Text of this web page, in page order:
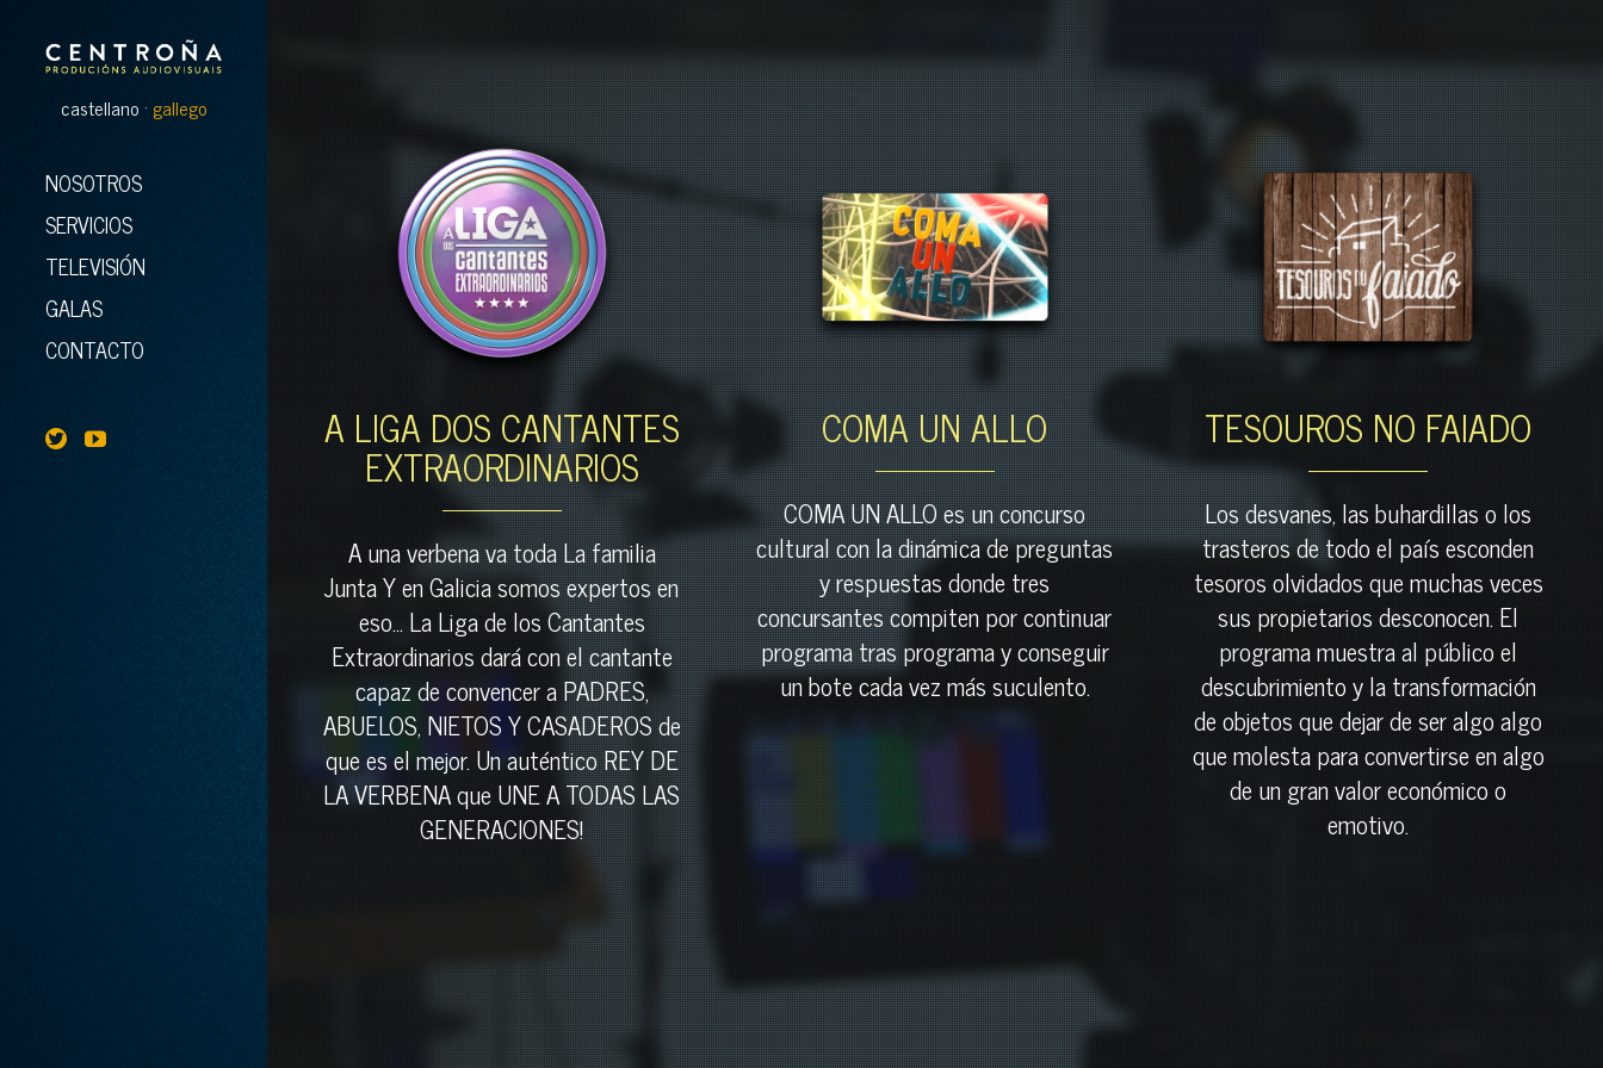
castellano · gallego
NOSOTROS
SERVICIOS
TELEVISIÓN
GALAS
CONTACTO
A LIGA DOS CANTANTES
EXTRAORDINARIOS
A una verbena va toda La familia
Junta Y en Galicia somos expertos en
eso... La Liga de los Cantantes
Extraordinarios dará con el cantante
capaz de convencer a PADRES,
ABUELOS, NIETOS Y CASADEROS de
que es el mejor. Un auténtico REY DE
LA VERBENA que UNE A TODAS LAS
GENERACIONES!
COMA UN ALLO
COMA UN ALLO es un concurso
cultural con la dinámica de preguntas
y respuestas donde tres
concursantes compiten por continuar
programa tras programa y conseguir
un bote cada vez más suculento.
TESOUROS NO FAIADO
Los desvanes, las buhardillas o los
trasteros de todo el país esconden
tesoros olvidados que muchas veces
sus propietarios desconocen. El
programa muestra al público el
descubrimiento y la transformación
de objetos que dejar de ser algo algo
que molesta para convertirse en algo
de un gran valor económico o
emotivo.